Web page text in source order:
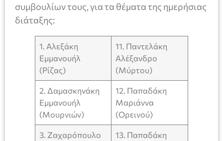
συμβουλίων τους, για τα θέματα της ημερήσιας
διάταξης:
1. Αλεξάκη
Εμμανουήλ
(Ρίζας)
11. Παντελάκη
Αλέξανδρο
(Μύρτου)
2. Δαμασκηνάκη
Εμμανουήλ
(Μουρνιών)
12. Παπαδάκη
Μαριάννα
(Ορεινού)
3. Ζαχαρόπουλο
13. Παπαδάκη